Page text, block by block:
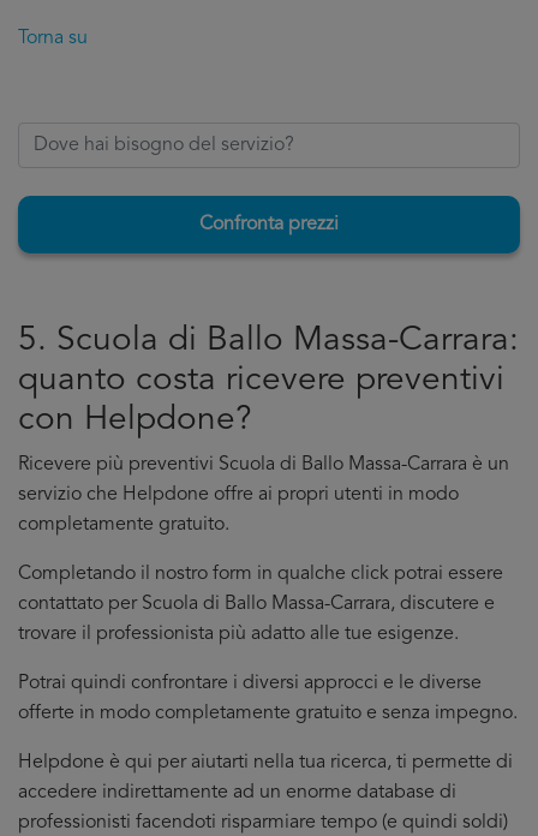
Torna su
Confronta prezzi
5. Scuola di Ballo Massa-Carrara:
quanto costa ricevere preventivi
con Helpdone?
Ricevere più preventivi Scuola di Ballo Massa-Carrara è un
servizio che Helpdone offre ai propri utenti in modo
completamente gratuito.
Completando il nostro form in qualche click potrai essere
contattato per Scuola di Ballo Massa-Carrara, discutere e
trovare il professionista più adatto alle tue esigenze.
Potrai quindi confrontare i diversi approcci e le diverse
offerte in modo completamente gratuito e senza impegno.
Helpdone è qui per aiutarti nella tua ricerca, ti permette di
accedere indirettamente ad un enorme database di
professionisti facendoti risparmiare tempo (e quindi soldi)